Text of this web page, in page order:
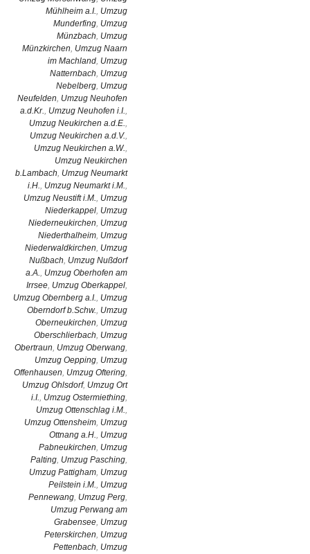
Mühlheim a.I., Umzug
Munderfing, Umzug
Münzbach, Umzug
Münzkirchen, Umzug Naarn
im Machland, Umzug
Natternbach, Umzug
Nebelberg, Umzug
Neufelden, Umzug Neuhofen
a.d.Kr., Umzug Neuhofen i.I.,
Umzug Neukirchen a.d.E.,
Umzug Neukirchen a.d.V.,
Umzug Neukirchen a.W.,
Umzug Neukirchen
b.Lambach, Umzug Neumarkt
i.H., Umzug Neumarkt i.M.,
Umzug Neustift i.M., Umzug
Niederkappel, Umzug
Niederneukirchen, Umzug
Niederthalheim, Umzug
Niederwaldkirchen, Umzug
Nußbach, Umzug Nußdorf
a.A., Umzug Oberhofen am
Irrsee, Umzug Oberkappel,
Umzug Obernberg a.I., Umzug
Oberndorf b.Schw., Umzug
Oberneukirchen, Umzug
Oberschlierbach, Umzug
Obertraun, Umzug Oberwang,
Umzug Oepping, Umzug
Offenhausen, Umzug Oftering,
Umzug Ohlsdorf, Umzug Ort
i.I., Umzug Ostermiething,
Umzug Ottenschlag i.M.,
Umzug Ottensheim, Umzug
Ottnang a.H., Umzug
Pabneukirchen, Umzug
Palting, Umzug Pasching,
Umzug Pattigham, Umzug
Peilstein i.M., Umzug
Pennewang, Umzug Perg,
Umzug Perwang am
Grabensee, Umzug
Peterskirchen, Umzug
Pettenbach, Umzug